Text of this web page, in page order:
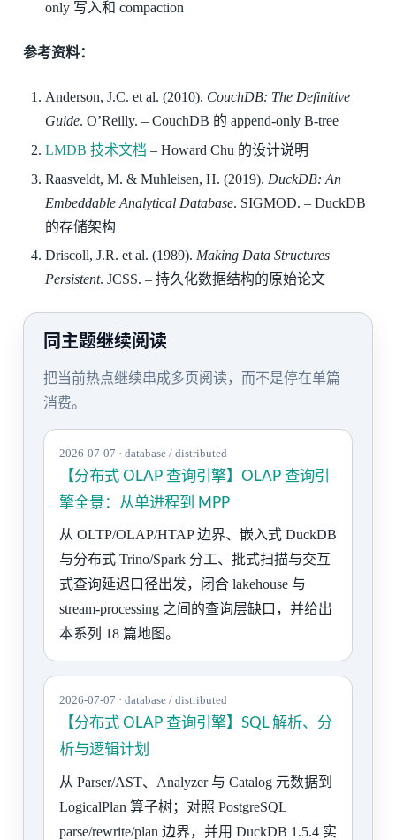
only 写入和 compaction
参考资料：
Anderson, J.C. et al. (2010). CouchDB: The Definitive
Guide. O’Reilly. – CouchDB 的 append-only B-tree
LMDB 技术文档 – Howard Chu 的设计说明
Raasveldt, M. & Muhleisen, H. (2019). DuckDB: An
Embeddable Analytical Database. SIGMOD. – DuckDB
的存储架构
Driscoll, J.R. et al. (1989). Making Data Structures
Persistent. JCSS. – 持久化数据结构的原始论文
同主题继续阅读
把当前热点继续串成多页阅读，而不是停在单篇
消费。
2026-07-07 · database / distributed
【分布式 OLAP 查询引擎】OLAP 查询引
擎全景：从单进程到 MPP
从 OLTP/OLAP/HTAP 边界、嵌入式 DuckDB
与分布式 Trino/Spark 分工、批式扫描与交互
式查询延迟口径出发，闭合 lakehouse 与
stream-processing 之间的查询层缺口，并给出
本系列 18 篇地图。
2026-07-07 · database / distributed
【分布式 OLAP 查询引擎】SQL 解析、分
析与逻辑计划
从 Parser/AST、Analyzer 与 Catalog 元数据到
LogicalPlan 算子树；对照 PostgreSQL
parse/rewrite/plan 边界，并用 DuckDB 1.5.4 实